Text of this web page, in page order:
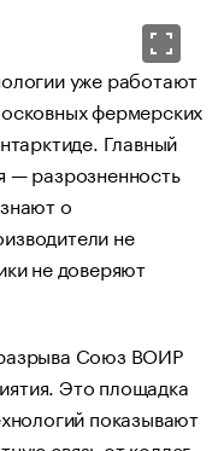
уже работают
фермерских
Главный
— разрозненность
о
не
не доверяют
Союз ВОИР
Это площадка
показывают